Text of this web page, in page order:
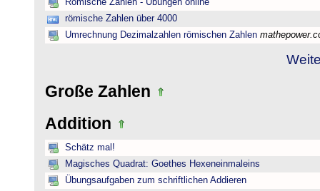
Römische Zahlen - Übungen online
römische Zahlen über 4000
Umrechnung Dezimalzahlen römischen Zahlen
Große Zahlen
Addition
Schätz mal!
Magisches Quadrat: Goethes Hexeneinmaleins
Übungsaufgaben zum schriftlichen Addieren